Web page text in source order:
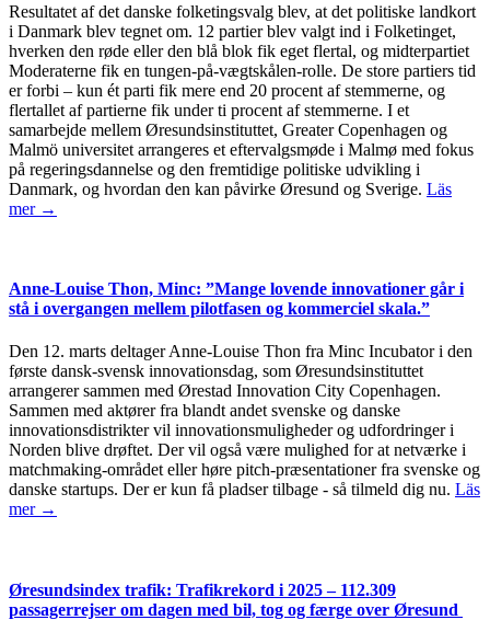
Resultatet af det danske folketingsvalg blev, at det politiske landkort
i Danmark blev tegnet om. 12 partier blev valgt ind i Folketinget,
hverken den røde eller den blå blok fik eget flertal, og midterpartiet
Moderaterne fik en tungen-på-vægtskålen-rolle. De store partiers tid
er forbi – kun ét parti fik mere end 20 procent af stemmerne, og
flertallet af partierne fik under ti procent af stemmerne. I et
samarbejde mellem Øresundsinstituttet, Greater Copenhagen og
Malmö universitet arrangeres et eftervalgsmøde i Malmø med fokus
på regeringsdannelse og den fremtidige politiske udvikling i
Danmark, og hvordan den kan påvirke Øresund og Sverige. Läs
mer →
Anne-Louise Thon, Minc: ”Mange lovende innovationer går i
stå i overgangen mellem pilotfasen og kommerciel skala.”
Den 12. marts deltager Anne-Louise Thon fra Minc Incubator i den
første dansk-svensk innovationsdag, som Øresundsinstituttet
arrangerer sammen med Ørestad Innovation City Copenhagen.
Sammen med aktører fra blandt andet svenske og danske
innovationsdistrikter vil innovationsmuligheder og udfordringer i
Norden blive drøftet. Der vil også være mulighed for at netværke i
matchmaking-området eller høre pitch-præsentationer fra svenske og
danske startups. Der er kun få pladser tilbage - så tilmeld dig nu. Läs
mer →
Øresundsindex trafik: Trafikrekord i 2025 – 112.309
passagerrejser om dagen med bil, tog og færge over Øresund